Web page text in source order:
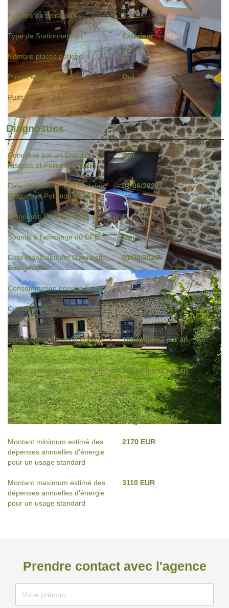
Nombre de terrasses 2
Type de Stationnement Extérieur
Nombre places parking 4
Portail électrique Oui
Puits Oui
Diagnostics
Concerné par un Etat des
Risques et Pollutions (ERP)
Oui
Date d'établissement Etat des
Risques et Pollutions(ERP)
01/06/2026
Diagnostic Perf. Numérique C
Soumis à l'affichage du DPE Oui
Date établissement Diagnostic
Energétique
01/06/2026
Consommation énergie finale C
Consommation énergie
primaire
C
Valeur consommation énergie
primaire
160 kWh/m2 par an
Valeur consommation énergie
finale
160 kWh/m2 par an
Gaz Effet de Serre C
Valeur Gaz Effet de serre 5 Kg CO2/m2/an
Montant minimum estimé des
dépenses annuelles d'énergie
pour un usage standard
2170 EUR
Montant maximum estimé des
dépenses annuelles d'énergie
pour un usage standard
3110 EUR
Prendre contact avec l'agence